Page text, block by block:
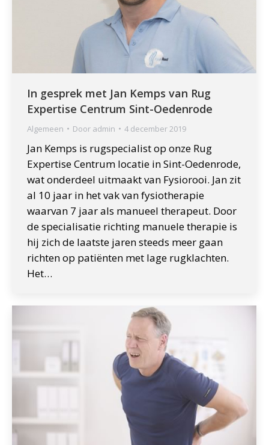
In gesprek met Jan Kemps van Rug
Expertise Centrum Sint-Oedenrode
Algemeen Door admin 4 december 2019
Jan Kemps is rugspecialist op onze Rug
Expertise Centrum locatie in Sint-Oedenrode,
wat onderdeel uitmaakt van Fysiorooi. Jan zit
al 10 jaar in het vak van fysiotherapie
waarvan 7 jaar als manueel therapeut. Door
de specialisatie richting manuele therapie is
hij zich de laatste jaren steeds meer gaan
richten op patiënten met lage rugklachten.
Het…